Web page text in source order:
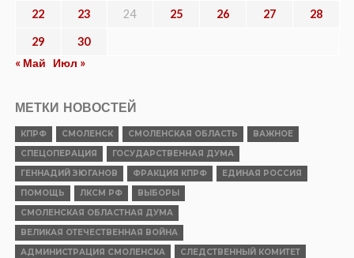
22 23 24 25 26 27 28
29
30
« Май
Июл »
МЕТКИ НОВОСТЕЙ
КПРФ СМОЛЕНСК СМОЛЕНСКАЯ ОБЛАСТЬ
ВАЖНОЕ
СПЕЦОПЕРАЦИЯ
ГОСУДАРСТВЕННАЯ ДУМА
ГЕННАДИЙ ЗЮГАНОВ
ФРАКЦИЯ КПРФ
ЕДИНАЯ РОССИЯ
ПОМОЩЬ
ЛКСМ РФ
ВЫБОРЫ
СМОЛЕНСКАЯ ОБЛАСТНАЯ ДУМА
ВЕЛИКАЯ ОТЕЧЕСТВЕННАЯ ВОЙНА
АДМИНИСТРАЦИЯ СМОЛЕНСКА
СЛЕДСТВЕННЫЙ КОМИТЕТ